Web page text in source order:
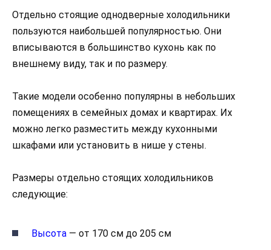
Отдельно стоящие однодверные холодильники
пользуются наибольшей популярностью. Они
вписываются в большинство кухонь как по
внешнему виду, так и по размеру.
Такие модели особенно популярны в небольших
помещениях в семейных домах и квартирах. Их
можно легко разместить между кухонными
шкафами или установить в нише у стены.
Размеры отдельно стоящих холодильников
следующие:
Высота — от 170 см до 205 см